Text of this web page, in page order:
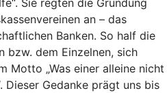
an – das
Banken. So half die
bzw. dem Einzelnen, sich
Motto „Was einer alleine nicht
Dieser Gedanke prägt uns bis